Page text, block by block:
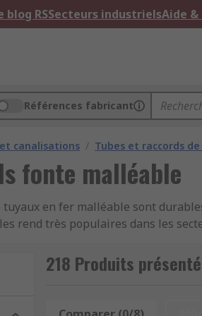
blog RSSecteurs industrielsAide
Références fabricant
canalisations / Tubes et raccords
fonte malléable
tuyaux en fer malléable sont
rend très populaires dans les
avantages à utiliser des
218 Produits